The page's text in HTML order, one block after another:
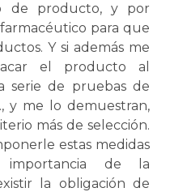
de producto, y por
para que
Y si además me
el producto al
serie de pruebas de
y me lo demuestran,
más de selección.
estas medidas
de la
la obligación de